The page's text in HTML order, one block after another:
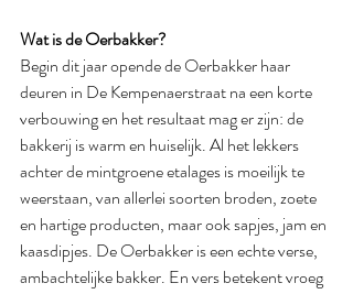
Wat is de Oerbakker?
Begin dit jaar opende de Oerbakker haar
deuren in De Kempenaerstraat na een korte
verbouwing en het resultaat mag er zijn: de
bakkerij is warm en huiselijk. Al het lekkers
achter de mintgroene etalages is moeilijk te
weerstaan, van allerlei soorten broden, zoete
en hartige producten, maar ook sapjes, jam en
kaasdipjes. De Oerbakker is een echte verse,
ambachtelijke bakker. En vers betekent vroeg